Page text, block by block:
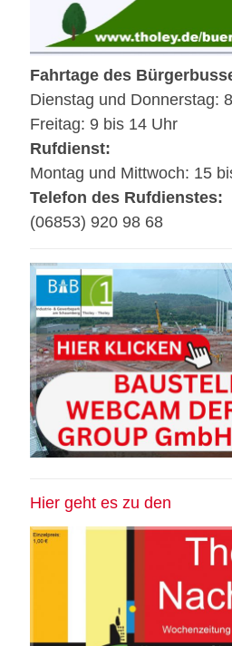
Fahrtage des
Dienstag und Donnerstag:
Freitag: 9 bis 14 Uhr
Rufdienst:
Montag und Mittwoch: 15
Telefon des Rufdienstes:
(06853) 920 98 68
Hier geht es zu den